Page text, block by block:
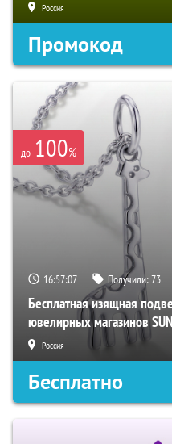
Россия
Промокод
до 100%
16:57:06 Получили:73
Бесплатная изящная
ювелирных магазинов
Россия
Бесплатно